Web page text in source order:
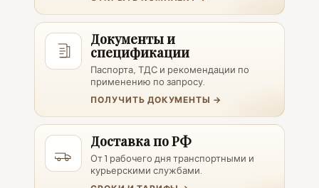
Документы и
спецификации
Паспорта, ТДС и рекомендации по
применению по запросу.
ПОЛУЧИТЬ ДОКУМЕНТЫ →
Доставка по РФ
От 1 рабочего дня транспортными и
курьерскими службами.